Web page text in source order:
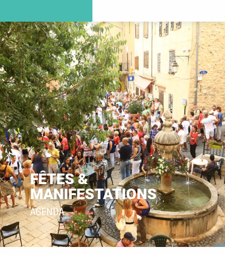
FÊTES &
MANIFESTATIONS
AGENDA